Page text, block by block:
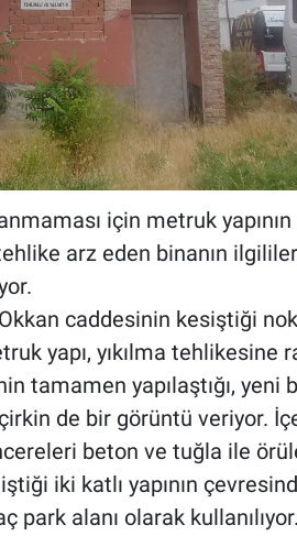
için metruk
arz eden binanın
caddesinin kesiştiği
yapı, yıkılma tehlikesine
tamamen yapılaştığı, yeni
de bir görüntü veriyor.
beton ve tuğla ile
iki katlı yapının
park alanı olarak